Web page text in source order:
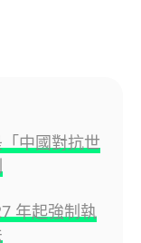
中國對抗世
年起強制執